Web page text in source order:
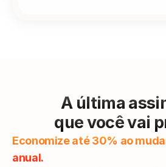
A última
que você vai
Economize até 30% ao
anual.